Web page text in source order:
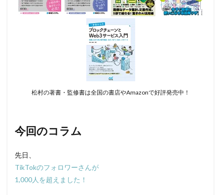
松村の著書・監修書は全国の書店やAmazonで好評発売中！
今回のコラム
先日、
TikTokのフォロワーさんが
1,000人を超えました！